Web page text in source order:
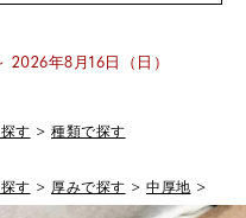
休業期間：2026年8月8日（土） ～ 2026年8月16日（日）
す
種類で探す
す 厚みで探す 中厚地